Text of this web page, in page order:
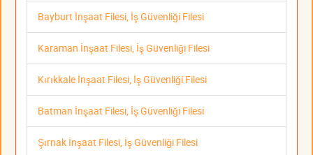
Bayburt İnşaat Filesi, İş Güvenliği Filesi
Karaman İnşaat Filesi, İş Güvenliği Filesi
Kırıkkale İnşaat Filesi, İş Güvenliği Filesi
Batman İnşaat Filesi, İş Güvenliği Filesi
Şırnak İnşaat Filesi, İş Güvenliği Filesi